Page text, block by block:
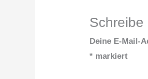
Schreibe
Deine E-Mail-
* markiert